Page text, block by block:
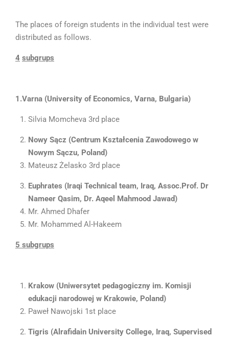
The places of foreign students in the individual test were
distributed as follows.
4 subgrups
1.Varna (University of Economics, Varna, Bulgaria)
Silvia Momcheva 3rd place
Nowy Sącz (Centrum Kształcenia Zawodowego w
Nowym Sączu, Poland)
Mateusz Żelasko 3rd place
Euphrates ( Iraqi Technical team, Iraq, Assoc.Prof. Dr
Nameer Qasim, Dr. Aqeel Mahmood Jawad)
Mr. Ahmed Dhafer
Mr. Mohammed Al-Hakeem
5 subgrups
Krakow (Uniwersytet pedagogiczny im. Komisji
edukacji narodowej w Krakowie, Poland)
Paweł Nawojski 1st place
Tigris (Alrafidain University College, Iraq, Supervised